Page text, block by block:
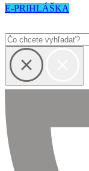
E-PRIHLÁŠKA